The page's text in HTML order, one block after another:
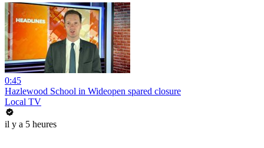
0:45
Hazlewood School in Wideopen spared closure
Local TV
il y a 5 heures